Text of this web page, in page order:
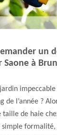
un
Saone à
de l’année ?
de haie
simple formalité,